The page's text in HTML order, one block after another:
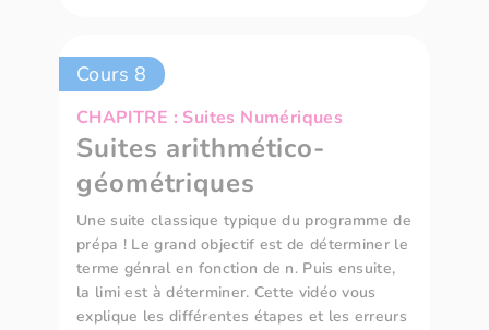
Cours 8
CHAPITRE : Suites Numériques
Suites arithmético-
géométriques
Une suite classique typique du programme de
prépa ! Le grand objectif est de déterminer le
terme génral en fonction de n. Puis ensuite,
la limi est à déterminer. Cette vidéo vous
explique les différentes étapes et les erreurs